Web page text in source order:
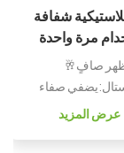
شفافة
مرة واحدة
سعة 10 أونصات، أكواب
للحفلات
الباردة
التنظيف بعد
والحفلات🏆
المزيد